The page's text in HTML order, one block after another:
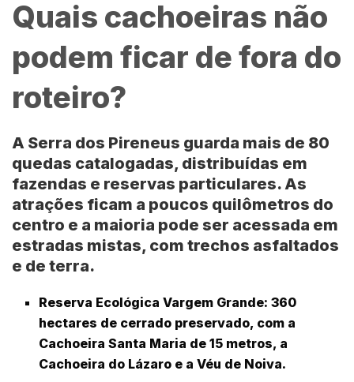
Quais cachoeiras não
podem ficar de fora do
roteiro?
A Serra dos Pireneus guarda mais de 80
quedas catalogadas, distribuídas em
fazendas e reservas particulares. As
atrações ficam a poucos quilômetros do
centro e a maioria pode ser acessada em
estradas mistas, com trechos asfaltados
e de terra.
Reserva Ecológica Vargem Grande: 360
hectares de cerrado preservado, com a
Cachoeira Santa Maria de 15 metros, a
Cachoeira do Lázaro e a Véu de Noiva.